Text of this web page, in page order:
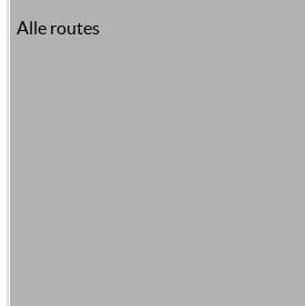
Alle routes